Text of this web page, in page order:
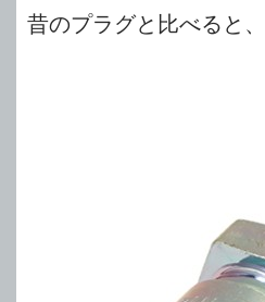
昔のプラグと比べると